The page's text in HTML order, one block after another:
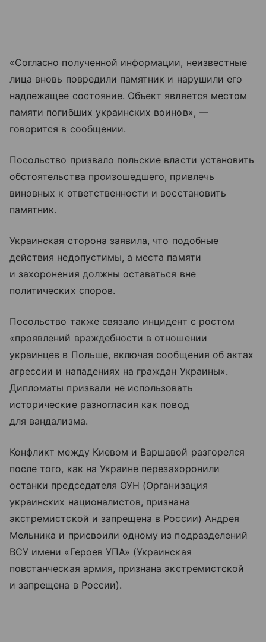
«Согласно полученной информации, неизвестные
лица вновь повредили памятник и нарушили его
надлежащее состояние. Объект является местом
памяти погибших украинских воинов», —
говорится в сообщении.
Посольство призвало польские власти установить
обстоятельства произошедшего, привлечь
виновных к ответственности и восстановить
памятник.
Украинская сторона заявила, что подобные
действия недопустимы, а места памяти
и захоронения должны оставаться вне
политических споров.
Посольство также связало инцидент с ростом
«проявлений враждебности в отношении
украинцев в Польше, включая сообщения об актах
агрессии и нападениях на граждан Украины».
Дипломаты призвали не использовать
исторические разногласия как повод
для вандализма.
Конфликт между Киевом и Варшавой разгорелся
после того, как на Украине перезахоронили
останки председателя ОУН (Организация
украинских националистов, признана
экстремистской и запрещена в России) Андрея
Мельника и присвоили одному из подразделений
ВСУ имени «Героев УПА» (Украинская
повстанческая армия, признана экстремистской
и запрещена в России).